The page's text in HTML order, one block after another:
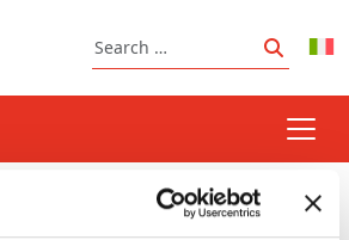
Search
Search